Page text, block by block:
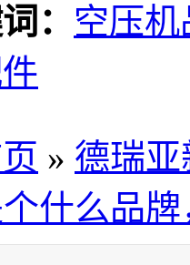
： 空压机
» 德瑞
什么品